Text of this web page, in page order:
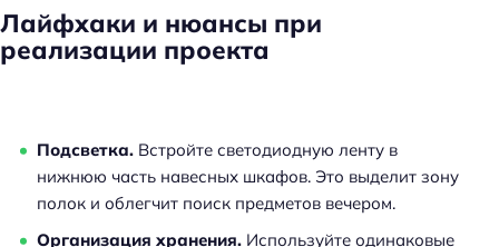
Лайфхаки и нюансы при
реализации проекта
Подсветка. Встройте светодиодную ленту в
нижнюю часть навесных шкафов. Это выделит зону
полок и облегчит поиск предметов вечером.
Организация хранения. Используйте одинаковые